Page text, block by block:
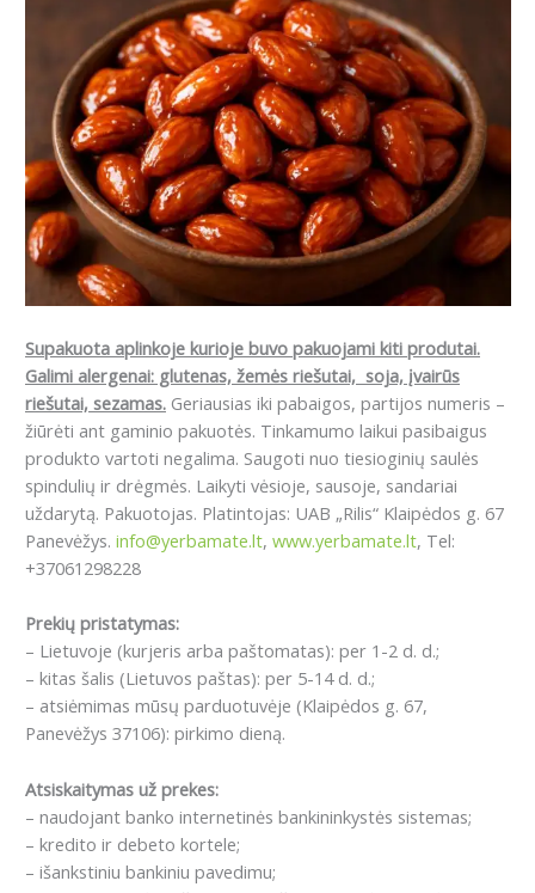
Supakuota aplinkoje kurioje buvo pakuojami kiti produtai.
Galimi alergenai: glutenas, žemės riešutai, soja, įvairūs
riešutai, sezamas. Geriausias iki pabaigos, partijos numeris –
žiūrėti ant gaminio pakuotės. Tinkamumo laikui pasibaigus
produkto vartoti negalima. Saugoti nuo tiesioginių saulės
spindulių ir drėgmės. Laikyti vėsioje, sausoje, sandariai
uždarytą. Pakuotojas. Platintojas: UAB „Rilis“ Klaipėdos g. 67
Panevėžys. info@yerbamate.lt, www.yerbamate.lt, Tel:
+37061298228
Prekių pristatymas:
– Lietuvoje (kurjeris arba paštomatas): per 1-2 d. d.;
– kitas šalis (Lietuvos paštas): per 5-14 d. d.;
– atsiėmimas mūsų parduotuvėje (Klaipėdos g. 67,
Panevėžys 37106): pirkimo dieną.
Atsiskaitymas už prekes:
– naudojant banko internetinės bankininkystės sistemas;
– kredito ir debeto kortele;
– išankstiniu bankiniu pavedimu;